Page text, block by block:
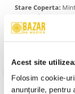
Acest site
Folosim cookie-
anunțurile, pentru
Stare Coperta:
Stare Disc:
Mint (M)
Gen:Electronic,
Stil:Dance-pop,
Informatii
Review-uri(0)